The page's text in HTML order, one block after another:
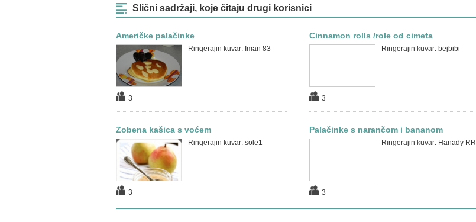
Slični sadržaji, koje čitaju drugi korisnici
Američke palačinke
Ringerajin kuvar: Iman 83
3
Cinnamon rolls /role od cimeta
Ringerajin kuvar: bejbibi
3
Zobena kašica s voćem
Ringerajin kuvar: sole1
3
Palačinke s narančom i bananom
Ringerajin kuvar: Hanady RR
3